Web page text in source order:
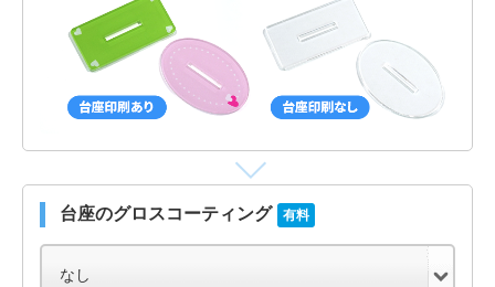
台座のグロスコーティング 有料